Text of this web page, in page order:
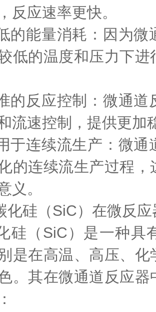
反应速率更快。
的能量消耗：因为微
低的温度和压力下
的反应控制：微通道
流速控制，提供更
于连续流生产：微通
的连续流生产过程
义。
化硅（SiC）在微反
硅（SiC）是一种具
是在高温、高压、
。其在微通道反应